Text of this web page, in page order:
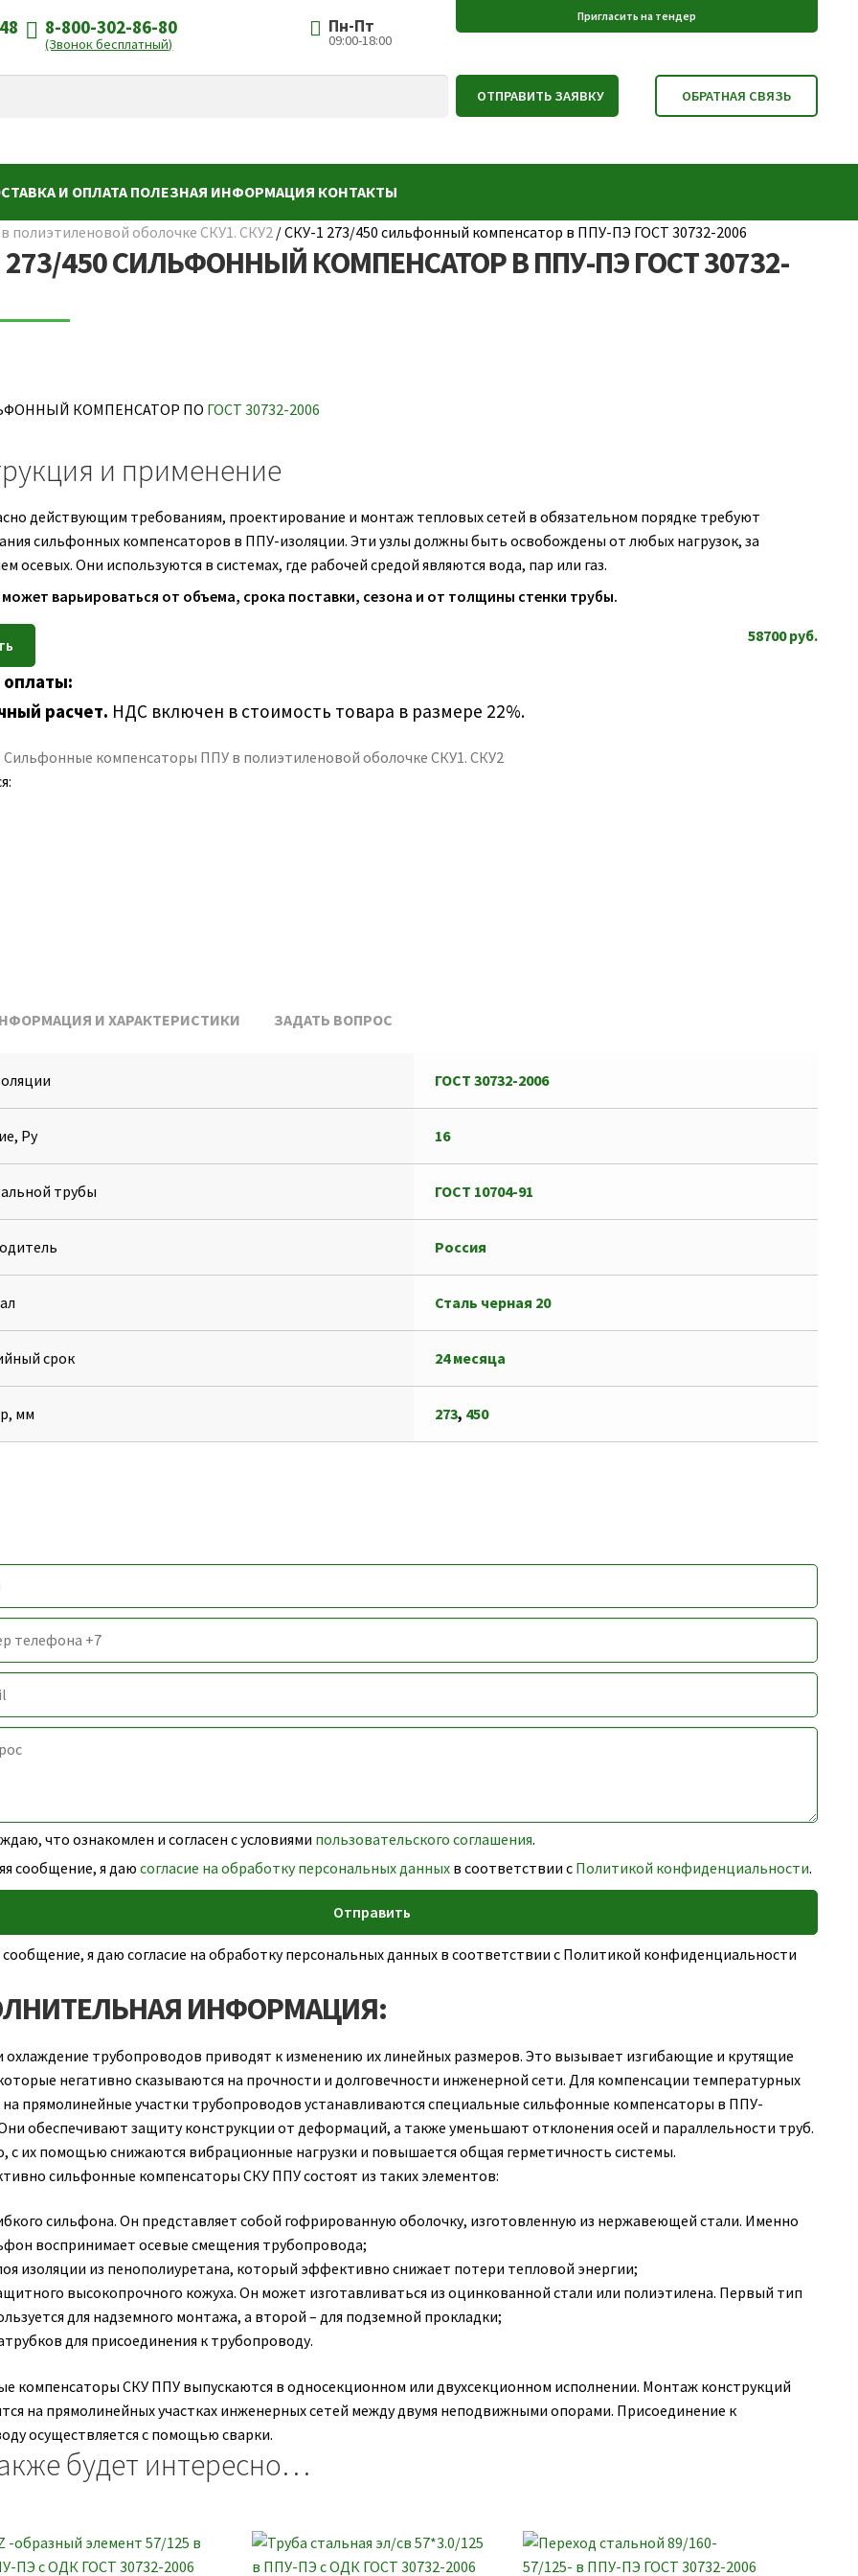
8-800-302-86-80
(Звонок бесплатный)
Пн-Пт
09:00-18:00
И ОПЛАТА ПОЛЕЗНАЯ ИНФОРМАЦИЯ КОНТАКТЫ
оболочке СКУ1. СКУ2/СКУ-1 273/450 сильфонный компенсатор в ППУ-ПЭ ГОСТ 30732-2006
273/450 СИЛЬФОННЫЙ КОМПЕНСАТОР В ППУ-ПЭ ГОСТ 30732-
КОМПЕНСАТОР ПО ГОСТ 30732-2006
и применение
действующим требованиям, проектирование и монтаж тепловых сетей в обязательном порядке требуют
сильфонных компенсаторов в ППУ-изоляции. Эти узлы должны быть освобождены от любых нагрузок, за
осевых. Они используются в системах, где рабочей средой являются вода, пар или газ.
варьироваться от объема, срока поставки, сезона и от толщины стенки трубы.
58700руб.
расчет. НДС включен в стоимость товара в размере 22%.
Сильфонные компенсаторы ППУ в полиэтиленовой оболочке СКУ1. СКУ2
И ХАРАКТЕРИСТИКИ ЗАДАТЬ ВОПРОС
ГОСТ 30732-2006
Ру 16
трубы ГОСТ 10704-91
Россия
Сталь черная 20
срок 24 месяца
мм 273, 450
что ознакомлен и согласен с условиями пользовательского соглашения.
сообщение, я даю согласие на обработку персональных данныхв соответствии с Политикой конфиденциальности.
я даю согласие на обработку персональных данных в соответствии с Политикой конфиденциальности
ИНФОРМАЦИЯ:
охлаждение трубопроводов приводят к изменению их линейных размеров. Это вызывает изгибающие и крутящие
негативно сказываются на прочности и долговечности инженерной сети. Для компенсации температурных
прямолинейные участки трубопроводов устанавливаются специальные сильфонные компенсаторы в ППУ-
обеспечивают защиту конструкции от деформаций, а также уменьшают отклонения осей и параллельности труб.
с их помощью снижаются вибрационные нагрузки и повышается общая герметичность системы.
сильфонные компенсаторы СКУ ППУ состоят из таких элементов:
сильфона. Он представляет собой гофрированную оболочку, изготовленную из нержавеющей стали. Именно
воспринимает осевые смещения трубопровода;
изоляции из пенополиуретана, который эффективно снижает потери тепловой энергии;
высокопрочного кожуха. Он может изготавливаться из оцинкованной стали или полиэтилена. Первый тип
для надземного монтажа, а второй – для подземной прокладки;
для присоединения к трубопроводу.
компенсаторы СКУ ППУ выпускаются в односекционном или двухсекционном исполнении. Монтаж конструкций
на прямолинейных участках инженерных сетей между двумя неподвижными опорами. Присоединение к
осуществляется с помощью сварки.
будет интересно…